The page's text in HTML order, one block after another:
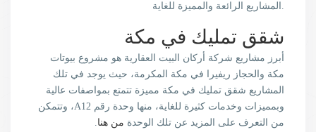
المشاريع الرائعة والمميزة للغاية.
شقق تمليك في مكة
أبرز مشاريع شركة أركان البيت العقارية هو مشروع بيوتات
مكة والحجاز ريفيرا في مكة المكرمة، حيث يوجد في تلك
المشاريع شقق تمليك في مكة مميزة تتمتع بمواصفات عالية
وبمميزات وخدمات كثيرة للغاية، منها وحدة رقم A12، وتتمكن
من التعرف على المزيد عن تلك الوحدة من هنا.